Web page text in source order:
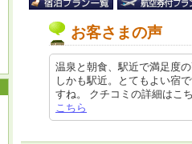
お客さまの声
温泉と朝食、駅近で満足度
しかも駅近。とてもよい宿
すね。 クチコミの詳細は
こちら